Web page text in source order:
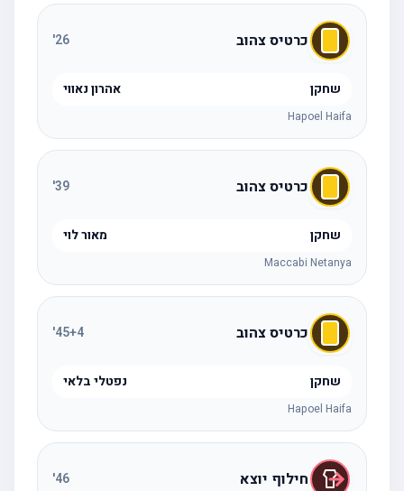
כרטיס צהוב 26
'
שחקן אהרון נאווי
Hapoel Haifa
כרטיס צהוב 39
'
שחקן מאור לוי
Maccabi Netanya
כרטיס צהוב 45+4
'
שחקן נפטלי בלאי
Hapoel Haifa
חילוף יוצא 46
'